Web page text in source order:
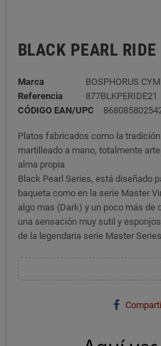
BLACK PEARL
Marca
BOSPHORUS
Referencia
877BLKPERIDE21
CÓDIGO EAN/UPC
Platos fabricados como la
martilleado a mano, totalmente
alma propia
Black Pearl Series, está diseñado
baqueta como en la serie Master
algo mas (Dark) y un poco más de
una sensación muy sutil y
de la legendaria serie Master Series